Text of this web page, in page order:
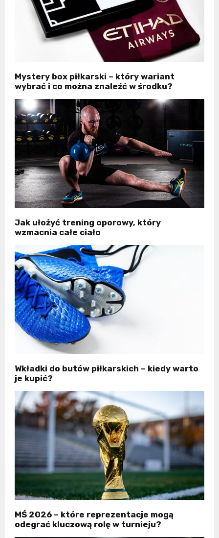
Mystery box piłkarski – który wariant
wybrać i co można znaleźć w środku?
Jak ułożyć trening oporowy, który
wzmacnia całe ciało
Wkładki do butów piłkarskich – kiedy warto
je kupić?
MŚ 2026 – które reprezentacje mogą
odegrać kluczową rolę w turnieju?